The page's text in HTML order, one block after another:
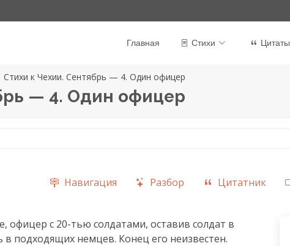
Главная Стихи Цитаты
Стихи к Чехии. Сентябрь — 4. Один офицер
— 4. Один офицер
Навигация Разбор Цитатник
офицер с 20-тью солдатами, оставив солдат в
в подходящих немцев. Конец его неизвестен.